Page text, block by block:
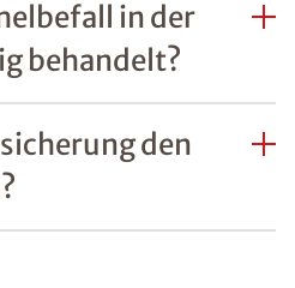
in der
behandelt?
den